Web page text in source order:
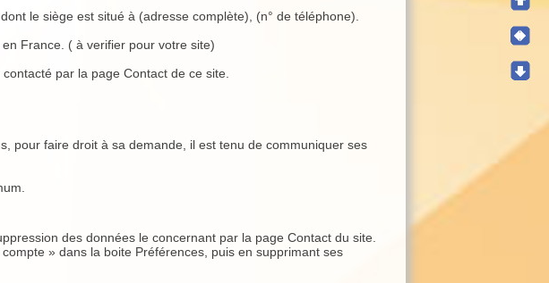
le siège est situé à (adresse complète), (n° de téléphone).
France. ( à verifier pour votre site)
par la page Contact de ce site.
pour faire droit à sa demande, il est tenu de communiquer ses
des données le concernant par la page Contact du site.
» dans la boite Préférences, puis en supprimant ses